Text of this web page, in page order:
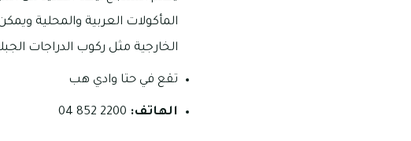
المأكولات العربية والمحلية
الخارجية مثل ركوب الدراجات
تقع في حتا وادي هب
الهاتف: